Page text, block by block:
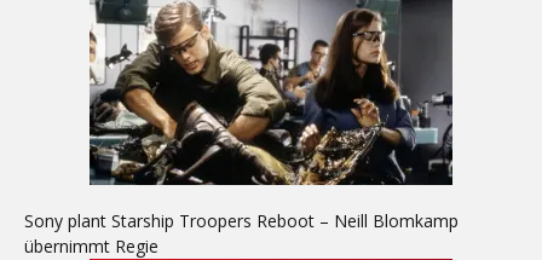
Sony plant Starship Troopers Reboot – Neill Blomkamp
übernimmt Regie